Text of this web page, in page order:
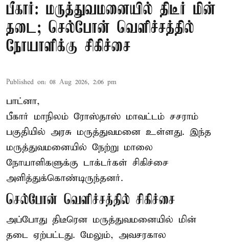
பீகார்: மருத்துவமனையில் திடீர் மின்
தடை; செல்போன் வெளிச்சத்தில்
நோயாளிக்கு சிகிச்சை
Published on: 08 Aug 2026, 2:06 pm
பாட்னா,
பீகார் மாநிலம் ரோஸ்தாஸ் மாவட்டம் சசராம்
பகுதியில் அரசு மருத்துவமனை உள்ளது. இந்த
மருத்துவமனையில் நேற்று மாலை
நோயாளிகளுக்கு டாக்டர்கள் சிகிச்சை
அளித்துக்கொண்டிருந்தனர்.
செல்போன் வெளிச்சத்தில் சிகிச்சை
அப்போது திடீரென மருத்துவமனையில் மின்
தடை ஏற்பட்டது. மேலும், அவசரகால